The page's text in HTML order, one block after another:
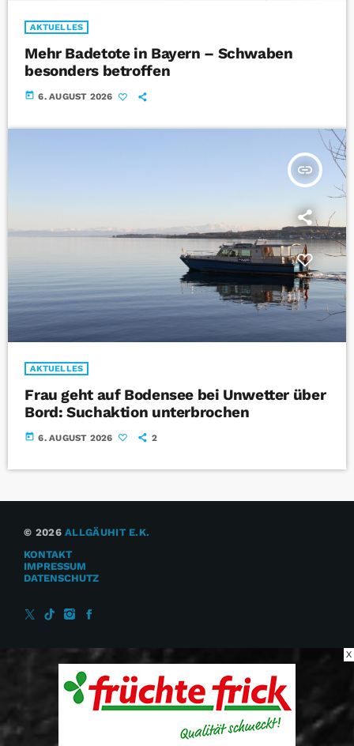
AKTUELLES
Mehr Badetote in Bayern – Schwaben
besonders betroffen
today 6. AUGUST 2026
insert_link
AKTUELLES
Frau geht auf Bodensee bei Unwetter über
Bord: Suchaktion unterbrochen
today 6. AUGUST 2026 2
© 2026ALLGÄUHIT E.K.
KONTAKT
IMPRESSUM
DATENSCHUTZ
X